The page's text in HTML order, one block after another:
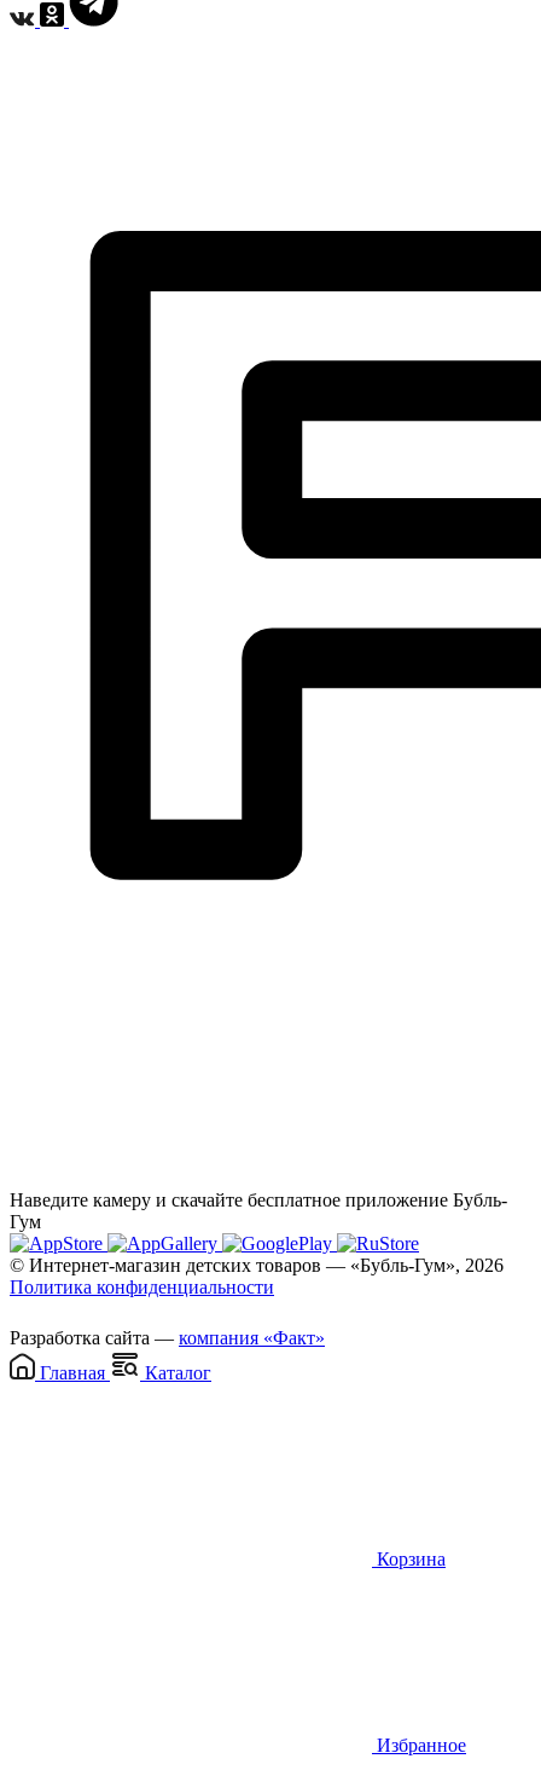
Наведите камеру и скачайте бесплатное приложение Бубль-
Гум
© Интернет-магазин детских товаров — «Бубль-Гум», 2026
Политика конфиденциальности
Разработка сайта — компания «Факт»
Главная
Каталог
Корзина
Избранное